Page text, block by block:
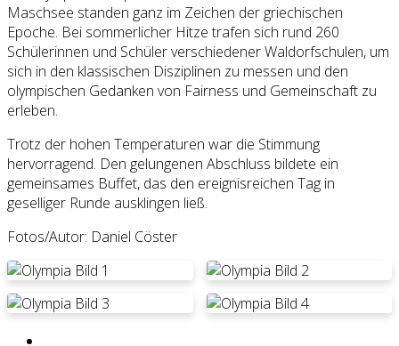
Maschsee standen ganz im Zeichen der griechischen
Epoche. Bei sommerlicher Hitze trafen sich rund 260
Schülerinnen und Schüler verschiedener Waldorfschulen, um
sich in den klassischen Disziplinen zu messen und den
olympischen Gedanken von Fairness und Gemeinschaft zu
erleben.
Trotz der hohen Temperaturen war die Stimmung
hervorragend. Den gelungenen Abschluss bildete ein
gemeinsames Buffet, das den ereignisreichen Tag in
geselliger Runde ausklingen ließ.
Fotos/Autor: Daniel Cöster